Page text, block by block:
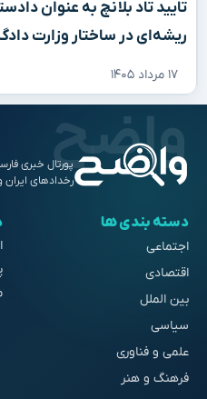
تایید تاد بلانچ به عنوان
ریشه‌ای در ساختار وزارت
۱۷ مرداد ۱۴۰۵
پورتال خبری
رخدادهای
دسته بندی ها
اجتماعی
اقتصادی
بین الملل
سیاسی
علمی و فناوری
فرهنگ و هنر